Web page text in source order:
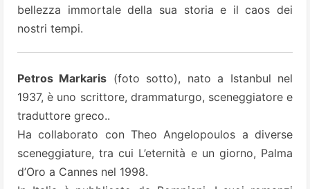
bellezza immortale della sua storia e il caos dei
nostri tempi.
Petros Markaris (foto sotto), nato a Istanbul nel
1937, è uno scrittore, drammaturgo, sceneggiatore e
traduttore greco..
Ha collaborato con Theo Angelopoulos a diverse
sceneggiature, tra cui L’eternità e un giorno, Palma
d’Oro a Cannes nel 1998.